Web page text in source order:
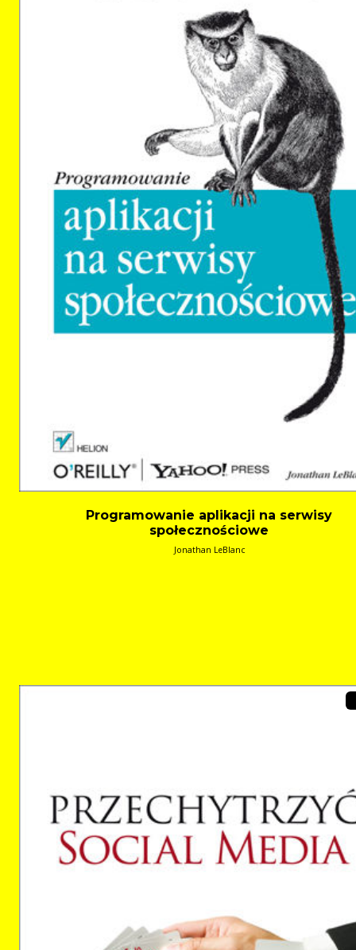
Programowanie aplikacji na serwisy
społecznościowe
Jonathan LeBlanc